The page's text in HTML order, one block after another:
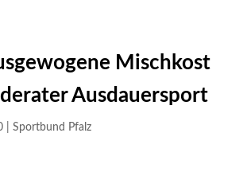
Mischkost
Ausdauersport
| Sportbund Pfalz